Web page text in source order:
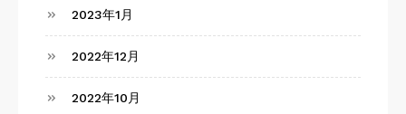
2023年1月
2022年12月
2022年10月